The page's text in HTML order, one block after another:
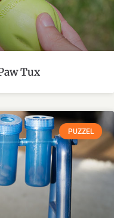
Tux
PUZZEL